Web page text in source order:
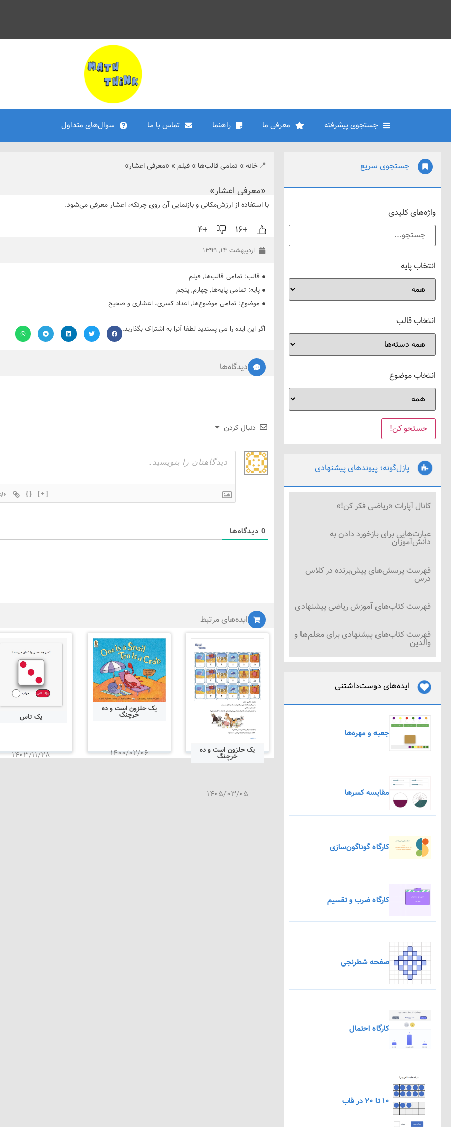
جستجوی پیشرفته معرفی ما راهنما تماس با ما سوال‌های متداول
جستجوی سریع
واژه‌های کلیدی
انتخاب پایه
انتخاب قالب
انتخاب موضوع
پازل‌گونه؛ پیوندهای پیشنهادی
کانال آپارات «ریاضی فکر کن!»
عبارت‌هایی برای بازخورد دادن به
دانش‌آموزان
فهرست پرسش‌های پیش‌برنده در کلاس
درس
فهرست کتاب‌های آموزش ریاضی پیشنهادی
فهرست کتاب‌های پیشنهادی برای معلم‌ها و
والدین
ایده‌های دوست‌داشتنی
جعبه و مهره‌ها
مقایسه کسرها
کارگاه گوناگون‌سازی
کارگاه ضرب و تقسیم
صفحه شطرنجی
کارگاه احتمال
۱۰ تا ۲۰ در قاب
خانه» تمامی قالب‌ها » فیلم» «معرفی اعشار»
«معرفی اعشار»
با استفاده از ارزش‌مکانی و بازنمایی آن روی چرتکه، اعشار معرفی می‌شود.
+۱۶ +۴
اردیبهشت ۱۴, ۱۳۹۹
قالب: تمامی قالب‌ها, فیلم
پایه: تمامی پایه‌ها,چهارم,پنجم
موضوع: تمامی موضوع‌ها,اعداد کسری، اعشاری و صحیح
اگر این ایده را می پسندید لطفا آنرا به اشتراک بگذارید.
دیدگاه‌ها
دنبال کردن
{} [+]
0دیدگاه‌ها
ایده‌های مرتبط
یک حلزون است و ده
خرچنگ
۱۴۰۵/۰۳/۰۵
یک حلزون است و ده
خرچنگ
۱۴۰۰/۰۲/۰۶
یک تاس
۱۴۰۳/۱۱/۲۸